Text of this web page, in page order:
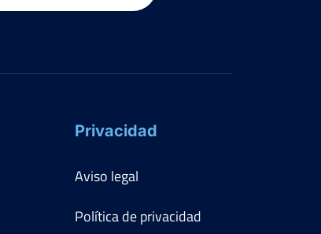
Privacidad
Aviso legal
Política de privacidad